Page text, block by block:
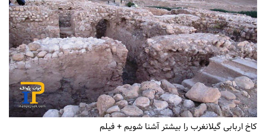
کاخ اربابی گیلانغرب را بیشتر آشنا شویم + فیلم